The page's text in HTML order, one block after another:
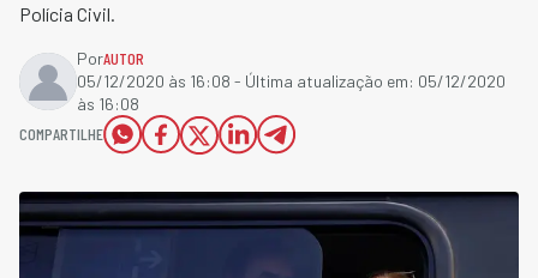
Polícia Civil.
PorAUTOR
05/12/2020 às 16:08 - Última atualização em: 05/12/2020
às 16:08
COMPARTILHE